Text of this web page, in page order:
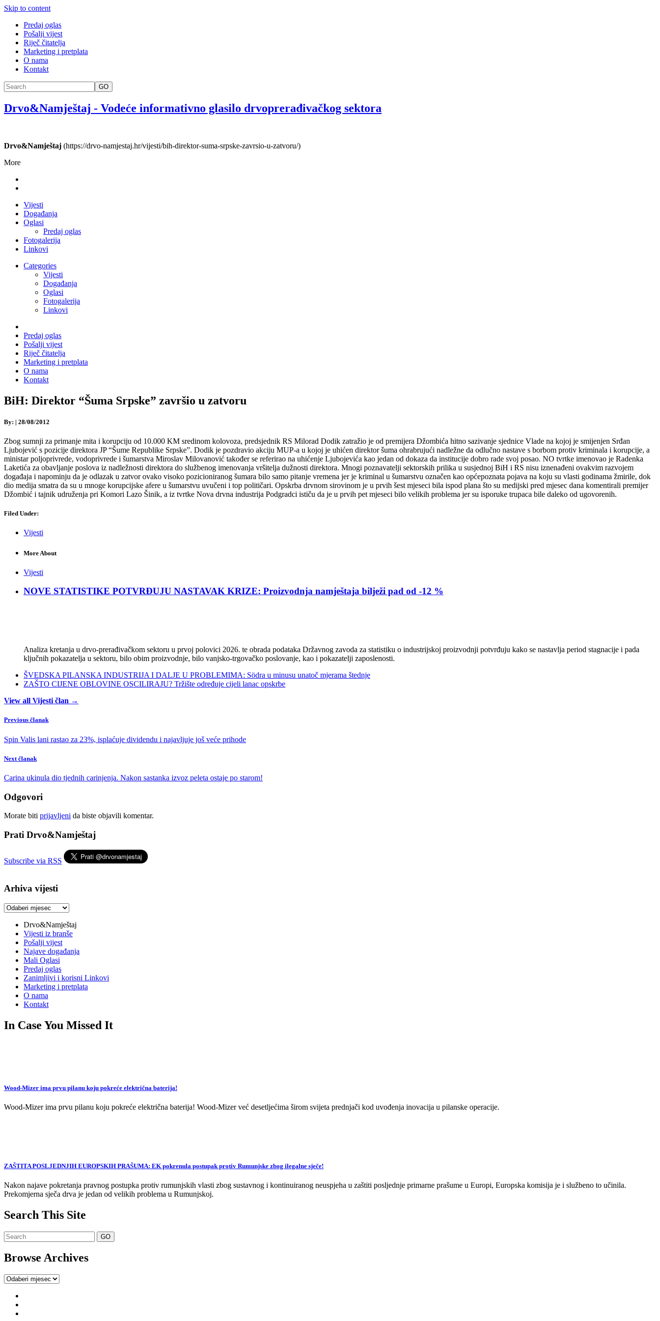
Skip to content
Predaj oglas
Pošalji vijest
Riječ čitatelja
Marketing i pretplata
O nama
Kontakt
GO
Drvo&Namještaj - Vodeće informativno glasilo drvoprerađivačkog sektora
Drvo&Namještaj (https://drvo-namjestaj.hr/vijesti/bih-direktor-suma-srpske-zavrsio-u-zatvoru/)
More
Vijesti
Događanja
Oglasi
Predaj oglas
Fotogalerija
Linkovi
Categories
Vijesti
Događanja
Oglasi
Fotogalerija
Linkovi
Predaj oglas
Pošalji vijest
Riječ čitatelja
Marketing i pretplata
O nama
Kontakt
BiH: Direktor “Šuma Srpske” završio u zatvoru
By: | 28/08/2012
Zbog sumnji za primanje mita i korupciju od 10.000 KM sredinom kolovoza, predsjednik RS Milorad Dodik zatražio je od premijera Džombića hitno sazivanje sjednice Vlade na kojoj je smijenjen Srđan
Ljubojević s pozicije direktora JP “Šume Republike Srpske”. Dodik je pozdravio akciju MUP-a u kojoj je uhićen direktor šuma ohrabrujući nadležne da odlučno nastave s borbom protiv kriminala i korupcije, a
ministar poljoprivrede, vodoprivrede i šumarstva Miroslav Milovanović također se referirao na uhićenje Ljubojevića kao jedan od dokaza da institucije dobro rade svoj posao. NO tvrtke imenovao je Radenka
Laketića za obavljanje poslova iz nadležnosti direktora do službenog imenovanja vršitelja dužnosti direktora. Mnogi poznavatelji sektorskih prilika u susjednoj BiH i RS nisu iznenađeni ovakvim razvojem
događaja i napominju da je odlazak u zatvor ovako visoko pozicioniranog šumara bilo samo pitanje vremena jer je kriminal u šumarstvu označen kao općepoznata pojava na koju su vlasti godinama žmirile, dok
dio medija smatra da su u mnoge korupcijske afere u šumarstvu uvučeni i top političari. Opskrba drvnom sirovinom je u prvih šest mjeseci bila ispod plana što su medijski pred mjesec dana komentirali premijer
Džombić i tajnik udruženja pri Komori Lazo Šinik, a iz tvrtke Nova drvna industrija Podgradci ističu da je u prvih pet mjeseci bilo velikih problema jer su isporuke trupaca bile daleko od ugovorenih.
Filed Under:
Vijesti
More About
Vijesti
NOVE STATISTIKE POTVRĐUJU NASTAVAK KRIZE: Proizvodnja namještaja bilježi pad od -12 %
Analiza kretanja u drvo-prerađivačkom sektoru u prvoj polovici 2026. te obrada podataka Državnog zavoda za statistiku o industrijskoj proizvodnji potvrđuju kako se nastavlja period stagnacije i pada
ključnih pokazatelja u sektoru, bilo obim proizvodnje, bilo vanjsko-trgovačko poslovanje, kao i pokazatelji zaposlenosti.
ŠVEDSKA PILANSKA INDUSTRIJA I DALJE U PROBLEMIMA: Södra u minusu unatoč mjerama štednje
ZAŠTO CIJENE OBLOVINE OSCILIRAJU? Tržište određuje cijeli lanac opskrbe
View all Vijesti član →
Previous članak
Spin Valis lani rastao za 23%, isplaćuje dividendu i najavljuje još veće prihode
Next članak
Carina ukinula dio tjednih carinjenja. Nakon sastanka izvoz peleta ostaje po starom!
Odgovori
Morate biti prijavljeni da biste objavili komentar.
Prati Drvo&Namještaj
Subscribe via RSS
Arhiva vijesti
Arhiva
Drvo&Namještaj
Vijesti iz branše
Pošalji vijest
Najave događanja
Mali Oglasi
Predaj oglas
Zanimljivi i korisni Linkovi
Marketing i pretplata
O nama
Kontakt
In Case You Missed It
Wood-Mizer ima prvu pilanu koju pokreće električna baterija!
Wood-Mizer ima prvu pilanu koju pokreće električna baterija! Wood-Mizer već desetljećima širom svijeta prednjači kod uvođenja inovacija u pilanske operacije.
ZAŠTITA POSLJEDNJIH EUROPSKIH PRAŠUMA: EK pokrenula postupak protiv Rumunjske zbog ilegalne sječe!
Nakon najave pokretanja pravnog postupka protiv rumunjskih vlasti zbog sustavnog i kontinuiranog neuspjeha u zaštiti posljednje primarne prašume u Europi, Europska komisija je i službeno to učinila.
Prekomjerna sječa drva je jedan od velikih problema u Rumunjskoj.
Search This Site
Browse Archives
Browse